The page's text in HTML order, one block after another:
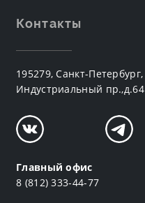
Контакты
195279, Санкт-Петербург,
Индустриальный пр.,д.64
Главный офис
8 (812) 333-44-77